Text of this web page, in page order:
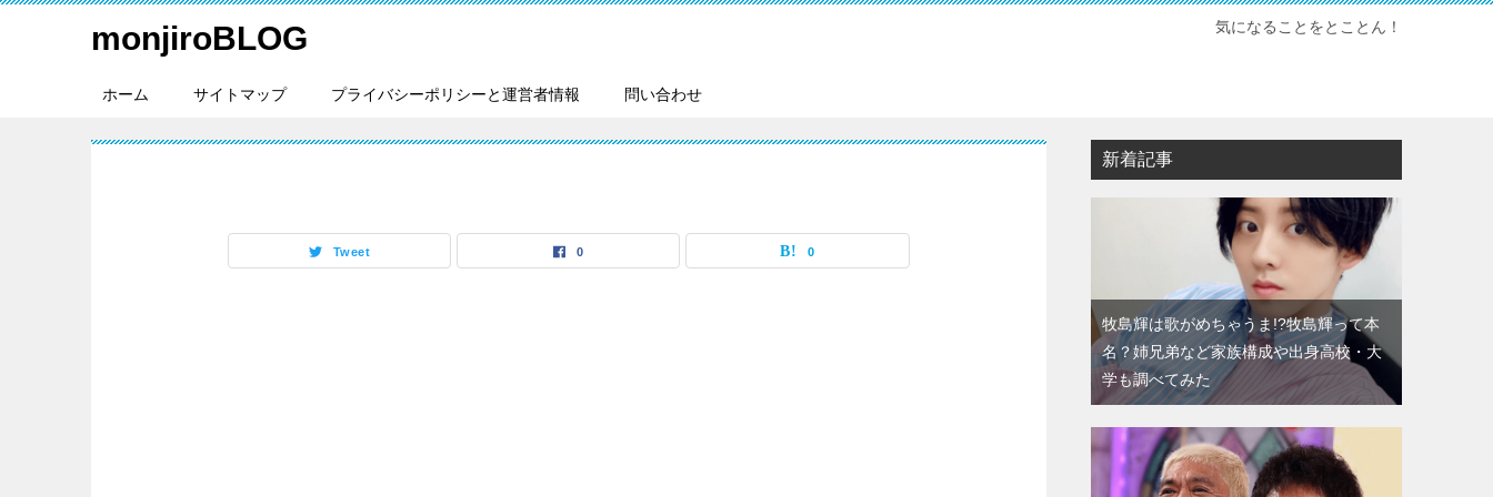
monjiroBLOG 気になることをとことん！
ホーム サイトマップ プライバシーポリシーと運営者情報 問い合わせ
Tweet 0 0
新着記事
牧島輝は歌がめちゃうま!?牧島輝って本
名？姉兄弟など家族構成や出身高校・大
学も調べてみた